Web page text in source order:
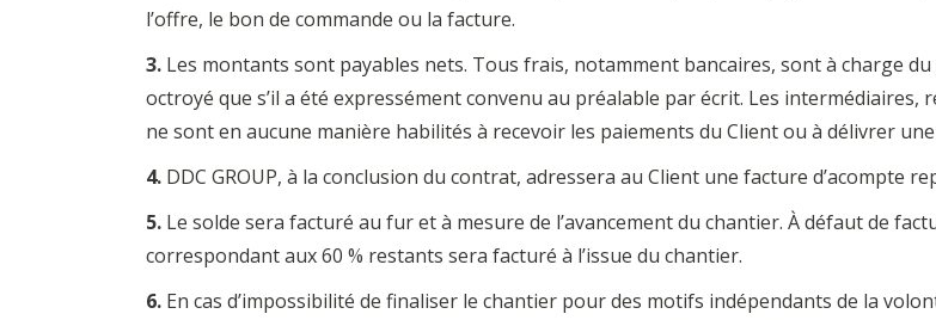
l’offre, le bon de commande ou la facture.
3. Les montants sont payables nets. Tous frais, notamment bancaires, sont à charge
octroyé que s’il a été expressément convenu au préalable par écrit. Les
ne sont en aucune manière habilités à recevoir les paiements du Client ou à délivrer
4. DDC GROUP, à la conclusion du contrat, adressera au Client une facture d’acompte
5. Le solde sera facturé au fur et à mesure de l’avancement du chantier. À défaut de
correspondant aux 60 % restants sera facturé à l’issue du chantier.
6. En cas d’impossibilité de finaliser le chantier pour des motifs indépendants de la